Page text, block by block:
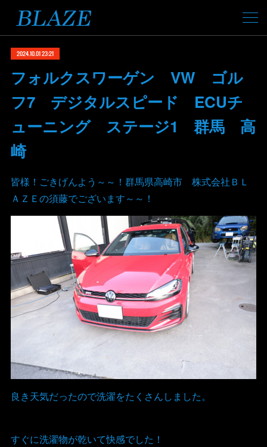
2024.10.01 23:21
フォルクスワーゲン VW ゴル
フ7 デジタルスピード ECUチ
ューニング ステージ1 群馬 高
崎
皆様！ごきげんよう～～！群馬県高崎市 株式会社ＢＬ
ＡＺＥの須藤でございます～～！
良き天気だったので洗濯をたくさんしました。
すぐに洗濯物が乾いて快感でした！